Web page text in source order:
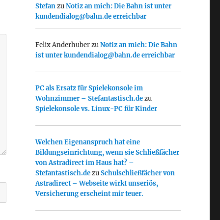
StefanzuNotiz an mich: Die Bahn ist unter
kundendialog@bahn.de erreichbar
Felix AnderhuberzuNotiz an mich: Die Bahn
ist unter kundendialog@bahn.de erreichbar
PC als Ersatz für Spielekonsole im
Wohnzimmer – Stefantastisch.dezu
Spielekonsole vs. Linux-PC für Kinder
Welchen Eigenanspruch hat eine
Bildungseinrichtung, wenn sie Schließfächer
von Astradirect im Haus hat? –
Stefantastisch.dezuSchulschließfächer von
Astradirect – Webseite wirkt unseriös,
Versicherung erscheint mir teuer.